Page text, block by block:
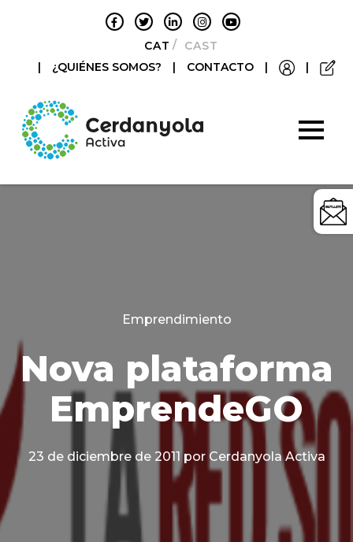
CATALÀCASTELLANO
|
¿QUIÉNES SOMOS? | CONTACTO | |
Categories
Emprendimiento
Nova plataforma
EmprendeGO
23 de diciembre de 2011 por Cerdanyola Activa